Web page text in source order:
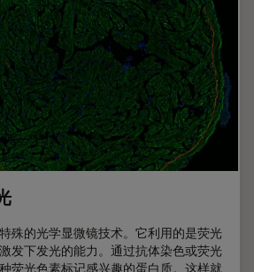
殊的光学显微镜技术。它利用的是荧光
发下发光的能力。通过抗体染色或荧光
荧光色素标记感兴趣的蛋白质。这样就